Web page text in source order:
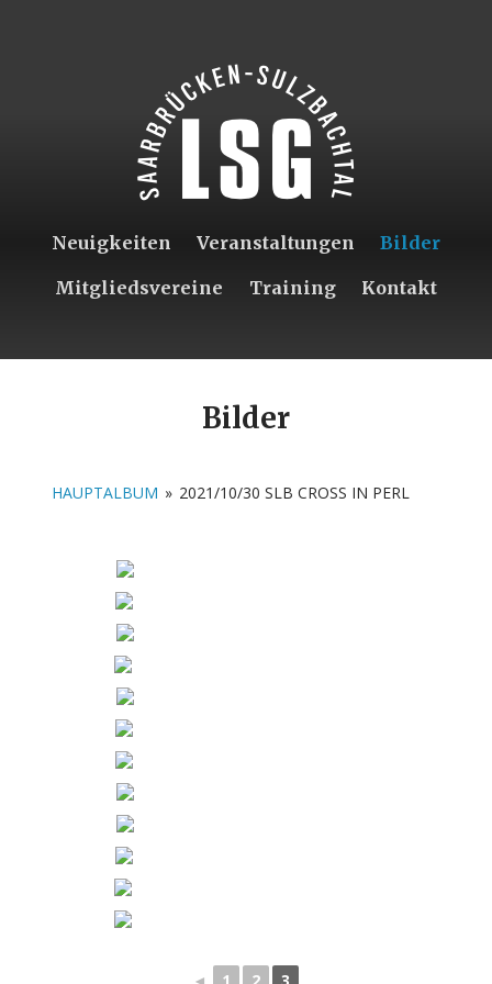
Neuigkeiten Veranstaltungen Bilder
Mitgliedsvereine Training Kontakt
Bilder
HAUPTALBUM » 2021/10/30 SLB CROSS IN PERL